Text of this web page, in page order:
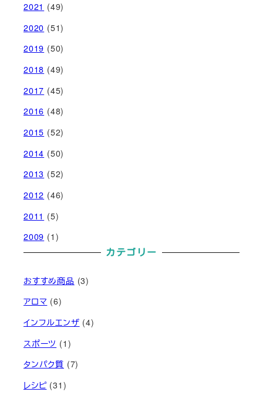
2021 (49)
2020 (51)
2019 (50)
2018 (49)
2017 (45)
2016 (48)
2015 (52)
2014 (50)
2013 (52)
2012 (46)
2011 (5)
2009 (1)
カテゴリー
おすすめ商品 (3)
アロマ (6)
インフルエンザ (4)
スポーツ (1)
タンパク質 (7)
レシピ(31)